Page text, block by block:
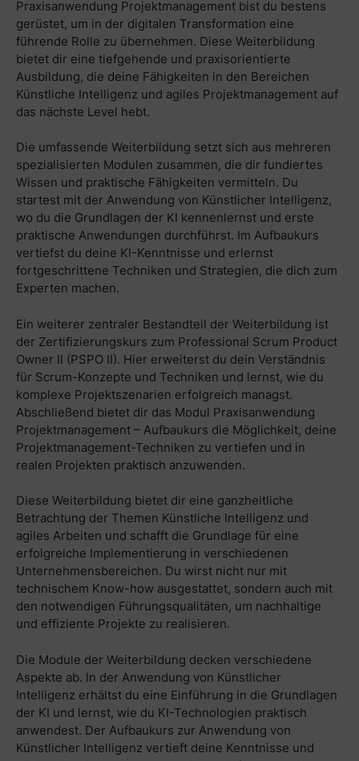
Praxisanwendung Projektmanagement bist du bestens
gerüstet, um in der digitalen Transformation eine
führende Rolle zu übernehmen. Diese Weiterbildung
bietet dir eine tiefgehende und praxisorientierte
Ausbildung, die deine Fähigkeiten in den Bereichen
Künstliche Intelligenz und agiles Projektmanagement auf
das nächste Level hebt.
Die umfassende Weiterbildung setzt sich aus mehreren
spezialisierten Modulen zusammen, die dir fundiertes
Wissen und praktische Fähigkeiten vermitteln. Du
startest mit der Anwendung von Künstlicher Intelligenz,
wo du die Grundlagen der KI kennenlernst und erste
praktische Anwendungen durchführst. Im Aufbaukurs
vertiefst du deine KI-Kenntnisse und erlernst
fortgeschrittene Techniken und Strategien, die dich zum
Experten machen.
Ein weiterer zentraler Bestandteil der Weiterbildung ist
der Zertifizierungskurs zum Professional Scrum Product
Owner II (PSPO II). Hier erweiterst du dein Verständnis
für Scrum-Konzepte und Techniken und lernst, wie du
komplexe Projektszenarien erfolgreich managst.
Abschließend bietet dir das Modul Praxisanwendung
Projektmanagement – Aufbaukurs die Möglichkeit, deine
Projektmanagement-Techniken zu vertiefen und in
realen Projekten praktisch anzuwenden.
Diese Weiterbildung bietet dir eine ganzheitliche
Betrachtung der Themen Künstliche Intelligenz und
agiles Arbeiten und schafft die Grundlage für eine
erfolgreiche Implementierung in verschiedenen
Unternehmensbereichen. Du wirst nicht nur mit
technischem Know-how ausgestattet, sondern auch mit
den notwendigen Führungsqualitäten, um nachhaltige
und effiziente Projekte zu realisieren.
Die Module der Weiterbildung decken verschiedene
Aspekte ab. In der Anwendung von Künstlicher
Intelligenz erhältst du eine Einführung in die Grundlagen
der KI und lernst, wie du KI-Technologien praktisch
anwendest. Der Aufbaukurs zur Anwendung von
Künstlicher Intelligenz vertieft deine Kenntnisse und